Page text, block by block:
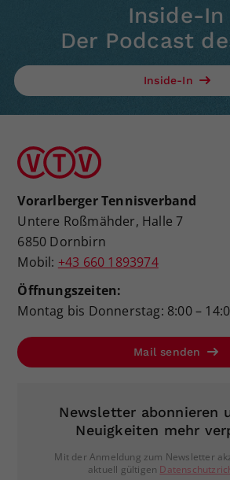
Inside-In
Der Podcast
Inside-In
Vorarlberger Tennisverband
Untere Roßmähder, Halle 7
6850 Dornbirn
Mobil: +43 660 1893974
Öffnungszeiten:
Montag bis Donnerstag: 8:00 –
Mail senden
Newsletter abonnieren
Neuigkeiten mehr
Mit der Anmeldung zum Newsletter
aktuell gültigen